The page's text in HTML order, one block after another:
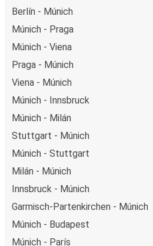
Berlín - Múnich
Múnich - Praga
Múnich - Viena
Praga - Múnich
Viena - Múnich
Múnich - Innsbruck
Múnich - Milán
Stuttgart - Múnich
Múnich - Stuttgart
Milán - Múnich
Innsbruck - Múnich
Garmisch-Partenkirchen - Múnich
Múnich - Budapest
Múnich - París